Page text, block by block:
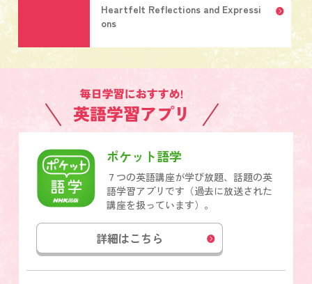
Heartfelt Reflections and Expressi
ons
ポケット語学
７つの英語講座が学び放題、話題の英
語学習アプリです（過去に放送された
講座を扱っています）。
詳細はこちら